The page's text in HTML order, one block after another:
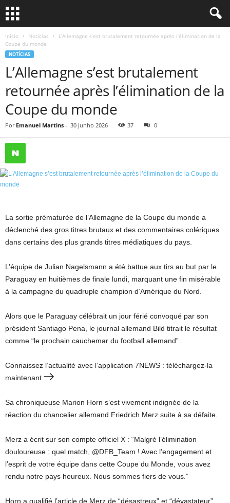
Início Notícias
L’Allemagne s’est brutalement retournée après l’élimination de la
Coupe du monde
NOTÍCIAS
L’Allemagne s’est brutalement
retournée après l’élimination de la
Coupe du monde
Por Emanuel Martins - 30 Junho 2026 37 0
La sortie prématurée de l’Allemagne de la Coupe du monde a
déclenché des gros titres brutaux et des commentaires colériques
dans certains des plus grands titres médiatiques du pays.
L’équipe de Julian Nagelsmann a été battue aux tirs au but par le
Paraguay en huitièmes de finale lundi, marquant une fin misérable
à la campagne du quadruple champion d’Amérique du Nord.
Alors que le Paraguay célébrait un jour férié convoqué par son
président Santiago Pena, le journal allemand Bild titrait le résultat
comme “le prochain cauchemar du football allemand”.
Connaissez l’actualité avec l’application 7NEWS : téléchargez-la
maintenant
Sa chroniqueuse Marion Horn s’est vivement indignée de la
réaction du chancelier allemand Friedrich Merz suite à sa défaite.
Merz a écrit sur son compte officiel X : “Malgré l’élimination
douloureuse : quel match, @DFB_Team ! Avec l’engagement et
l’esprit de votre équipe dans cette Coupe du Monde, vous avez
rendu notre pays heureux. Nous sommes fiers de vous.”
Horn a qualifié l’article de Merz de “désastreux” et “dévastateur”,